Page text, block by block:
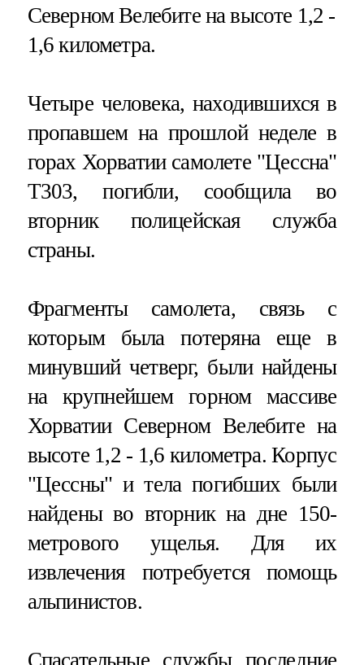
Северном Велебите на высоте 1,2 -
1,6 километра.
Четыре человека, находившихся в
пропавшем на прошлой неделе в
горах Хорватии самолете "Цессна"
Т303, погибли, сообщила во
вторник полицейская служба
страны.
Фрагменты самолета, связь с
которым была потеряна еще в
минувший четверг, были найдены
на крупнейшем горном массиве
Хорватии Северном Велебите на
высоте 1,2 - 1,6 километра. Корпус
"Цессны" и тела погибших были
найдены во вторник на дне 150-
метрового ущелья. Для их
извлечения потребуется помощь
альпинистов.
Спасательные службы последние